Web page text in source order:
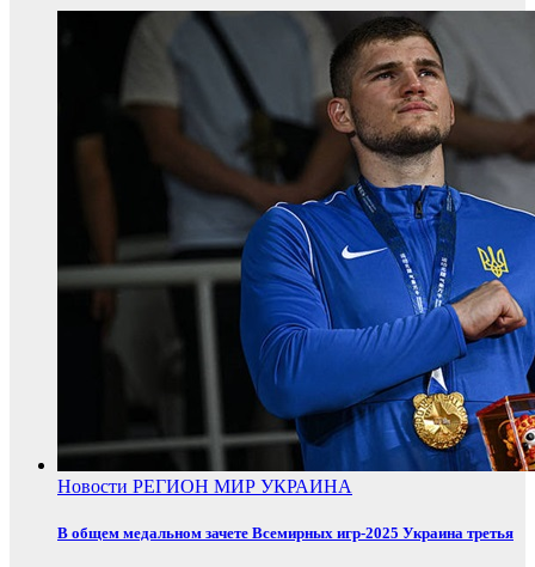
Новости РЕГИОН МИР УКРАИНА
В общем медальном зачете Всемирных игр-2025 Украина третья